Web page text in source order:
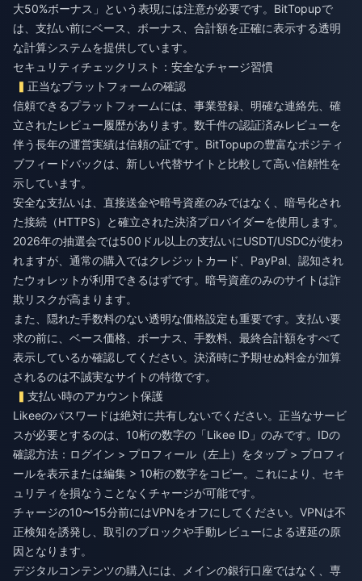
大50%ボーナス」という表現には注意が必要です。BitTopupで
は、支払い前にベース、ボーナス、合計額を正確に表示する透明
な計算システムを提供しています。
セキュリティチェックリスト：安全なチャージ習慣
正当なプラットフォームの確認
信頼できるプラットフォームには、事業登録、明確な連絡先、確
立されたレビュー履歴があります。数千件の認証済みレビューを
伴う長年の運営実績は信頼の証です。BitTopupの豊富なポジティ
ブフィードバックは、新しい代替サイトと比較して高い信頼性を
示しています。
安全な支払いは、直接送金や暗号資産のみではなく、暗号化され
た接続（HTTPS）と確立された決済プロバイダーを使用します。
2026年の抽選会では500ドル以上の支払いにUSDT/USDCが使わ
れますが、通常の購入ではクレジットカード、PayPal、認知され
たウォレットが利用できるはずです。暗号資産のみのサイトは詐
欺リスクが高まります。
また、隠れた手数料のない透明な価格設定も重要です。支払い要
求の前に、ベース価格、ボーナス、手数料、最終合計額をすべて
表示しているか確認してください。決済時に予期せぬ料金が加算
されるのは不誠実なサイトの特徴です。
支払い時のアカウント保護
Likeeのパスワードは絶対に共有しないでください。正当なサービ
スが必要とするのは、10桁の数字の「Likee ID」のみです。IDの
確認方法：ログイン > プロフィール（左上）をタップ > プロフィ
ールを表示または編集 > 10桁の数字をコピー。これにより、セキ
ュリティを損なうことなくチャージが可能です。
チャージの10〜15分前にはVPNをオフにしてください。VPNは不
正検知を誘発し、取引のブロックや手動レビューによる遅延の原
因となります。
デジタルコンテンツの購入には、メインの銀行口座ではなく、専